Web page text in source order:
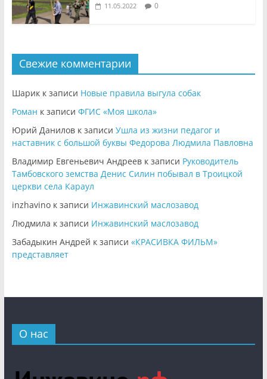
11.05.2022 0
Свежие комментарии
Шарикк записи Новые правила выгула собак
Роман к записи ФГИС «Моя школа»
Юрий Даниловк записи Ушла из жизни педагог и
наставник с большой буквы Федорова Людмила Павловна
Владимир Евгеньевич Андреевк записи Руководитель
Тамбовского земства Денис Силин побывал в Троицкой
церкви села Караул
inzhavinoк записи Инжавинский маслозавод
Людмила к записи Инжавинский маслозавод
Забадыкин Андрей к записи «КРАСИВКА ФИЛЬМ»
представляет
О нас